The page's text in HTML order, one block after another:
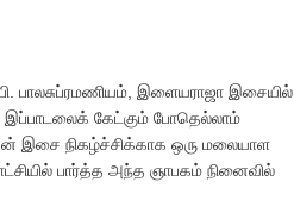
பாலசுப்ரமணியம், இளையராஜா இசையில்
கேட்கும் போதெல்லாம்
இசை நிகழ்ச்சிக்காக ஒரு மலையாள
பார்த்த அந்த ஞாபகம் நினைவில்